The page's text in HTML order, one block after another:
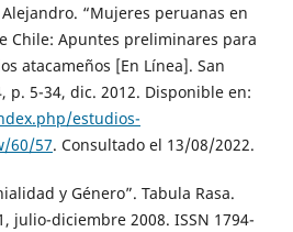
Alejandro. “Mujeres peruanas en
Chile: Apuntes preliminares para
atacameños [En Línea]. San
p. 5-34, dic. 2012. Disponible en:
estudios-
60/57. Consultado el 13/08/2022.
y Género”. Tabula Rasa.
julio-diciembre 2008. ISSN 1794-